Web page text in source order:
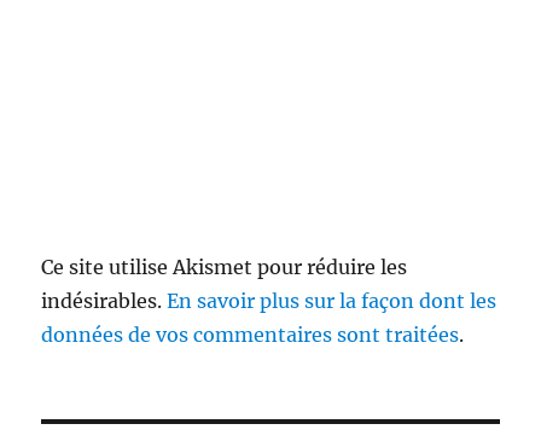
Ce site utilise Akismet pour réduire les
indésirables.En savoir plus sur la façon dont les
données de vos commentaires sont traitées.